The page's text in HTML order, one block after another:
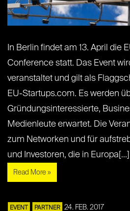
In Berlin findet am 13. April die
Conference statt. Das Event
veranstaltet und gilt als
EU-Startups.com. Es werden
Gründungsinteressierte,
Medienleute erwartet. Die
zum Networken und für
und Investoren, die in Europa[...]
Read More »
EVENT PARTNER 24. FEB. 2017